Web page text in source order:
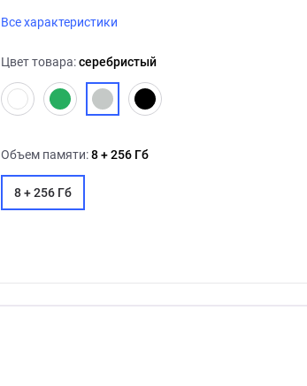
Все характеристики
Цвет товара:серебристый
Объем памяти:8 + 256 Гб
8 + 256 Гб